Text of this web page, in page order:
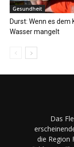
Gesundheit
Durst: Wenn es dem
Wasser mangelt
Das
die Region